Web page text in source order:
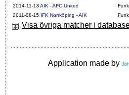
2014-11-13 AIK - AFC United
2011-08-15 IFK Norrköping - AIK
Visa övriga matcher i
Application made by